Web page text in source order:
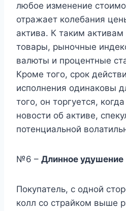
любое изменение
отражает колебания
актива. К таким активам
товары, рыночные
валюты и процентные
Кроме того, срок
исполнения одинаковы
того, он торгуется,
новости об активе,
потенциальной
№6 – Длинное удушение
Покупатель, с одной
колл со страйком выше